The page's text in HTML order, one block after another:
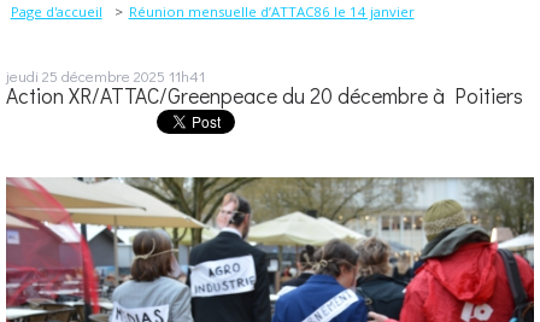
Page d'accueil
Réunion mensuelle d’ATTAC86 le 14 janvier
jeudi 25 décembre 2025 11h41
Action XR/ATTAC/Greenpeace du 20 décembre à Poitiers